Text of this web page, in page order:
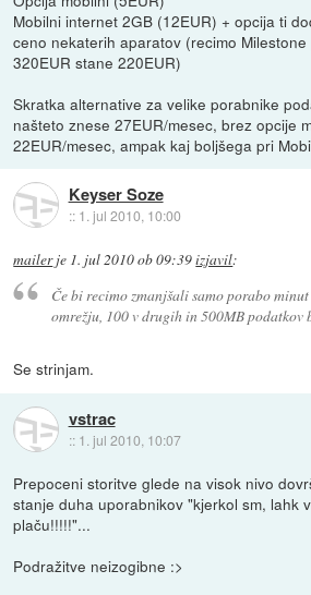
Mobilni internet 2GB (12EUR) + opcija ti
ceno nekaterih aparatov (recimo
320EUR stane 220EUR)
Skratka alternative za velike porabnike
našteto znese 27EUR/mesec, brez opcije
22EUR/mesec, ampak kaj boljšega pri
Keyser Soze
:: 1. jul 2010, 10:00
mailerje 1. jul 2010 ob 09:39izjavil:
Če bi recimo zmanjšali samo porabo
omrežju, 100 v drugih in 500MB podatkov
Se strinjam.
vstrac
:: 1. jul 2010, 10:07
Prepoceni storitve glede na visok nivo
stanje duha uporabnikov "kjerkol sm, lahk
plaču!!!!!"...
Podražitve neizogibne :>